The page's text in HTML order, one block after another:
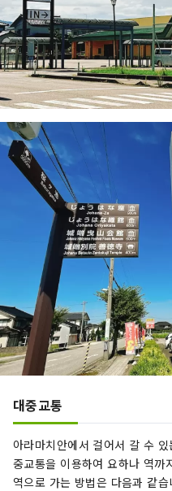
대중교통
아라마치안에서 걸어서 갈 수
중교통을 이용하여 요하나 역까
역으로 가는 방법은 다음과 같습